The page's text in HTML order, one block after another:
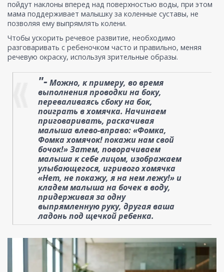
пойдут наклоны вперед над поверхностью воды, при этом
мама поддерживает малышку за коленные суставы, не
позволяя ему выпрямлять колени.
Чтобы ускорить речевое развитие, необходимо
разговаривать с ребеночком часто и правильно, меняя
речевую окраску, используя зрительные образы.
"- Можно, к примеру, во время
выполнения проводки на боку,
переваливаясь сбоку на бок,
поиграть в хомячка. Начинаем
приговаривать, раскачивая
малыша влево-вправо: «Фомка,
Фомка хомячок! покажи нам свой
бочок!» Затем, поворачиваем
малыша к себе лицом, изображаем
улыбающегося, игривого хомячка
«Нет, не покажу, я на нем лежу!» и
кладем малыша на бочек в воду,
придерживая за одну
выпрямленную руку, другая ваша
ладонь под щечкой ребенка.